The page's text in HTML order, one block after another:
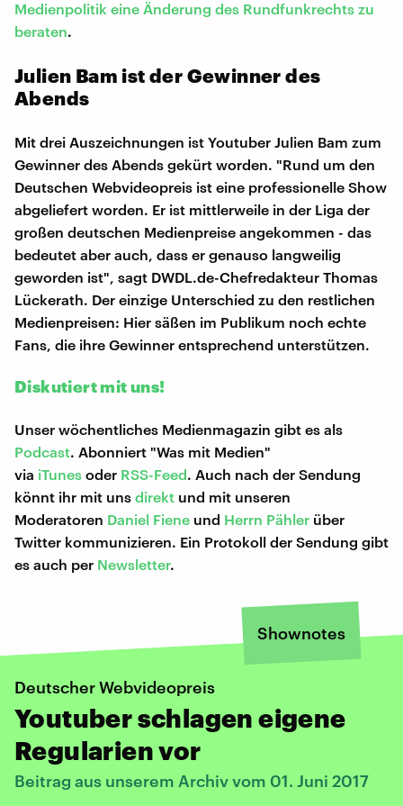
Medienpolitik eine Änderung des Rundfunkrechts zu
beraten.
Julien Bam ist der Gewinner des
Abends
Mit drei Auszeichnungen ist Youtuber Julien Bam zum
Gewinner des Abends gekürt worden. "Rund um den
Deutschen Webvideopreis ist eine professionelle Show
abgeliefert worden. Er ist mittlerweile in der Liga der
großen deutschen Medienpreise angekommen - das
bedeutet aber auch, dass er genauso langweilig
geworden ist", sagt DWDL.de-Chefredakteur Thomas
Lückerath. Der einzige Unterschied zu den restlichen
Medienpreisen: Hier säßen im Publikum noch echte
Fans, die ihre Gewinner entsprechend unterstützen.
Diskutiert mit uns!
Unser wöchentliches Medienmagazin gibt es als
Podcast. Abonniert "Was mit Medien"
via iTunes oder RSS-Feed. Auch nach der Sendung
könnt ihr mit uns direkt und mit unseren
Moderatoren Daniel Fiene und Herrn Pähler über
Twitter kommunizieren. Ein Protokoll der Sendung gibt
es auch per Newsletter.
Shownotes
Deutscher Webvideopreis
Youtuber schlagen eigene
Regularien vor
Beitrag aus unserem Archiv vom 01. Juni 2017